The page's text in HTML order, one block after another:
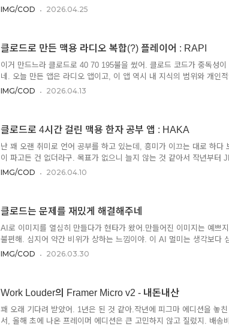
'우리 인공지능은 이제 위험한 수준이다'라고 호들갑을 떤 게 저번 주였
게 정말 의미있는 걸까? 한 2~3년만 지나면 누구나 자연어로 마법을 부
데 말이지. ^^클로드 코드를 맛본 이후로, 요즘은 한 주에 하나씩 앱을
IMG/COD 2026.04.25
클로드로 만든 맥용 라디오 복합(?) 플레이어 : RAPI
이거 만드느라 클로드로 40 70 195불을 썼어. 클로드 코드가 중독성이
네. 오늘 만든 앱은 라디오 앱이고, 이 앱 역시 내 지식의 범위와 개인
야. 그래도 저번 주에 만든 앱 HAKA보다는 조금 더 미지의 영역까지
대충 흘려듣기 어려워서 집중하게 되고, 음악은 지나치게 몰입하게 되
주기도 해. 오디오북도 시도해 봤는데, 그건 완전 "이야기"라서, 내용을
듣..
IMG/COD 2026.04.13
클로드로 4시간 걸린 맥용 한자 공부 앱 : HAKA
난 꽤 오랜 취미로 언어 공부를 하고 있는데, 흥미가 이끄는 대로 하다
이 파고든 건 없더라구. 목표가 없으니 늘지 않는 것 같아서 작년부터
TestDaF 등등의 시험을 볼 궁리를 하고 있는데, 우선 제일 쉬운(?) 한
만들어보자 하고 맥용 네이티브 앱을 만들어 보았는데... 허망하리만큼
랐어.간단한 몇 번의 의견 교환으로 MVP를 완료한 게 20분, 로컬로
IMG/COD 2026.04.10
클로드는 문제를 재밌게 해결해주네
AI로 이미지를 열심히 만들다가 현타가 왔어.만들어진 이미지는 예쁘지
불편해. 심지어 약간 비위가 상하는 느낌이야. 이 AI 멀미는 생각보다
멀미를 해결하고 싶어서 20년만에 카메라도 샀어. 조금 정밀한, 제대로
었어. (음. 귀찮은데)넓은 부스를 분양받아서 세 자회사가 나눠 써야 하
딱히 총괄하는 헤드도 없어서 논의가 꽤 피상적으로 흘러갔어. AI 이미
IMG/COD 2026.03.30
Work Louder의 Framer Micro v2 - 내돈내산
꽤 오래 기다려 받았어. 1년은 된 것 같아.작년에 피그마 에디션을 놓
서, 올해 초에 나온 프레이머 에디션은 큰 고민하지 않고 질렀지. 배송